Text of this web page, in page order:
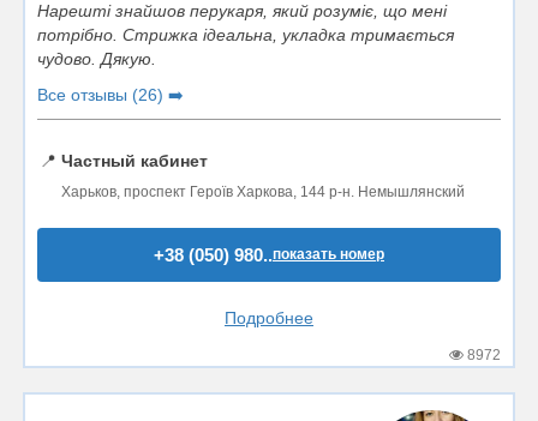
Нарешті знайшов перукаря, який розуміє, що мені
потрібно. Стрижка ідеальна, укладка тримається
чудово. Дякую.
Все отзывы (26) ➡️
📍 Частный кабинет
Харьков, проспект Героїв Харкова, 144 р-н. Немышлянский
+38 (050) 980..показать номер
Подробнее
8972